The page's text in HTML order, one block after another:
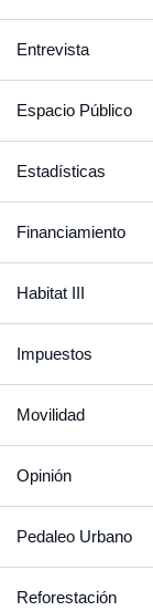
Entrevista
Espacio Público
Estadísticas
Financiamiento
Habitat III
Impuestos
Movilidad
Opinión
Pedaleo Urbano
Reforestación